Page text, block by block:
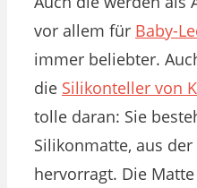
vor allem für Baby-
immer beliebter.
die Silikonteller von
tolle daran: Sie
Silikonmatte, aus der
hervorragt. Die